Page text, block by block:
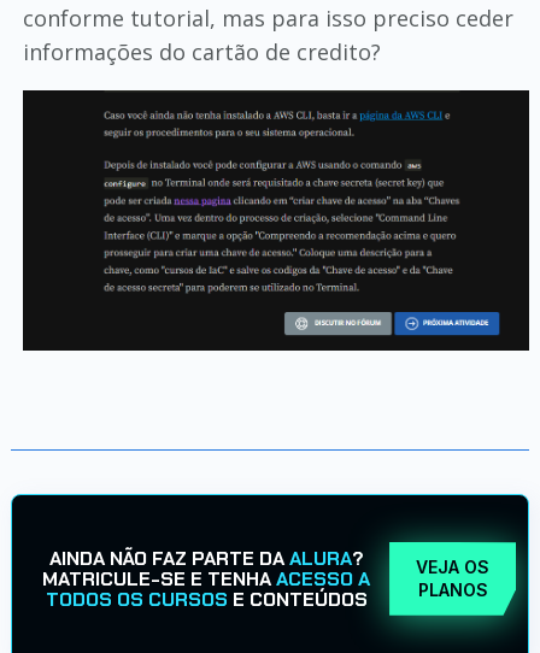
conforme tutorial, mas para isso preciso ceder
informações do cartão de credito?
AINDA NÃO FAZ PARTE DAALURA?
MATRICULE-SE E TENHAACESSO A
TODOS OS CURSOS E CONTEÚDOS
VEJA OS
PLANOS